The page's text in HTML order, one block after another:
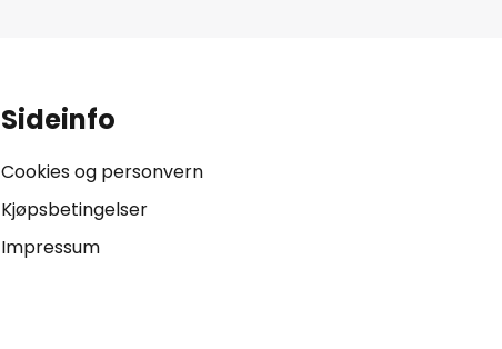
Sideinfo
Cookies og personvern
Kjøpsbetingelser
Impressum